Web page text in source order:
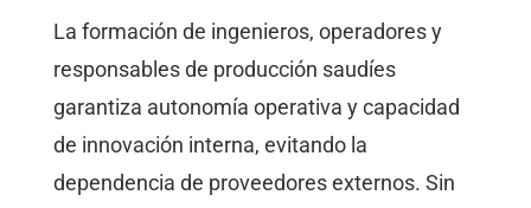
La formación de ingenieros, operadores y
responsables de producción saudíes
garantiza autonomía operativa y capacidad
de innovación interna, evitando la
dependencia de proveedores externos. Sin